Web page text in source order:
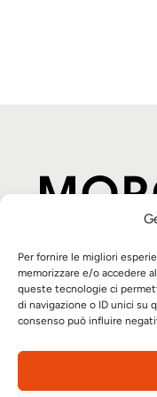
Per fornire le migliori
memorizzare e/o accedere
queste tecnologie ci
di navigazione o ID unici su
consenso può influire
Automazione su
Partner
Progetti
Azienda
Contatti
Via Urbania 2,